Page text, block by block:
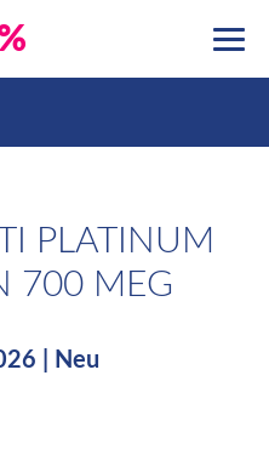
PLATINUM
700 MEG
| Neu